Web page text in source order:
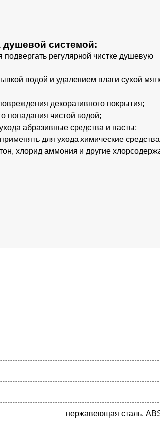
душевой системой:
регулярной чистке душевую
водой и удалением влаги сухой
декоративного покрытия;
попадания чистой водой;
абразивные средства и пасты;
для ухода химические
хлорид аммония и другие
нержавеющая сталь,